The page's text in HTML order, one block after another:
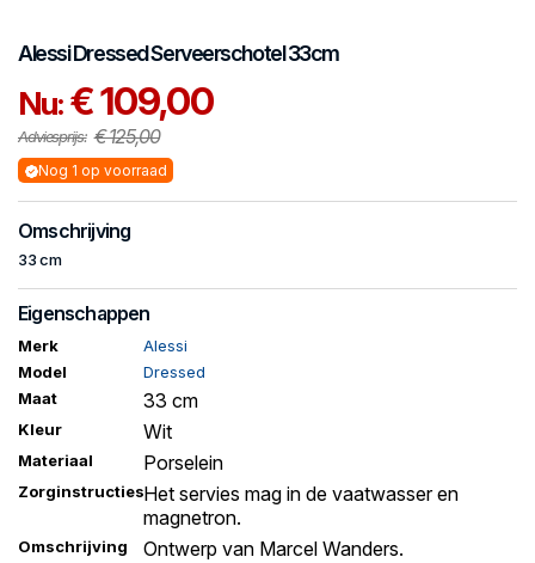
AlessiDressedServeerschotel 33cm
Nu:€ 109,00
Adviesprijs: € 125,00
Nog 1 op voorraad
Omschrijving
33 cm
Eigenschappen
Merk
Alessi
Model
Dressed
Maat
33 cm
Kleur Wit
Materiaal Porselein
ZorginstructiesHet servies mag in de vaatwasser en
magnetron.
Omschrijving Ontwerp van Marcel Wanders.